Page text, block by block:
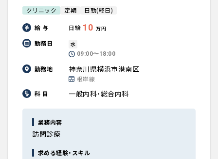
クリニック 定期 日勤(終日)
給 与 日給 10 万円
勤務日 水
09:00〜18:00
勤務地 神奈川県横浜市港南区
根岸線
科 目
一般内科・総合内科
業務内容
訪問診療
求める経験・スキル